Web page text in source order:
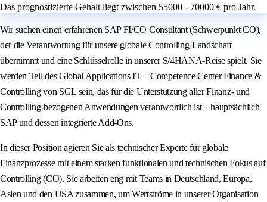
Das prognostizierte Gehalt liegt zwischen 55000 - 70000 € pro Jahr.
Wir suchen einen erfahrenen SAP FI/CO Consultant (Schwerpunkt CO),
der die Verantwortung für unsere globale Controlling-Landschaft
übernimmt und eine Schlüsselrolle in unserer S/4HANA-Reise spielt. Sie
werden Teil des Global Applications IT – Competence Center Finance &
Controlling von SGL sein, das für die Unterstützung aller Finanz- und
Controlling-bezogenen Anwendungen verantwortlich ist – hauptsächlich
SAP und dessen integrierte Add-Ons.
In dieser Position agieren Sie als technischer Experte für globale
Finanzprozesse mit einem starken funktionalen und technischen Fokus auf
Controlling (CO). Sie arbeiten eng mit Teams in Deutschland, Europa,
Asien und den USA zusammen, um Wertströme in unserer Organisation